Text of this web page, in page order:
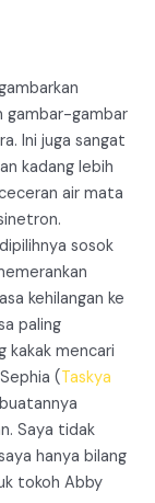
gambar-gambar
Ini juga sangat
kadang lebih
air mata
sosok
kehilangan ke
paling
kakak mencari
(Taskya
Saya tidak
hanya bilang
tokoh Abby